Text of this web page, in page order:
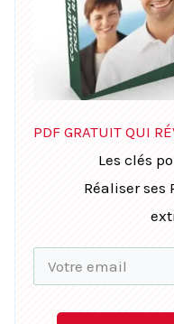
PDF GRATUIT QUI
Les clés
Réaliser ses